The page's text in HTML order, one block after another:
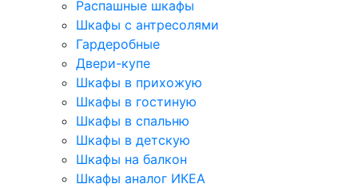
Распашные шкафы
Шкафы с антресолями
Гардеробные
Двери-купе
Шкафы в прихожую
Шкафы в гостиную
Шкафы в спальню
Шкафы в детскую
Шкафы на балкон
Шкафы аналог ИКЕА